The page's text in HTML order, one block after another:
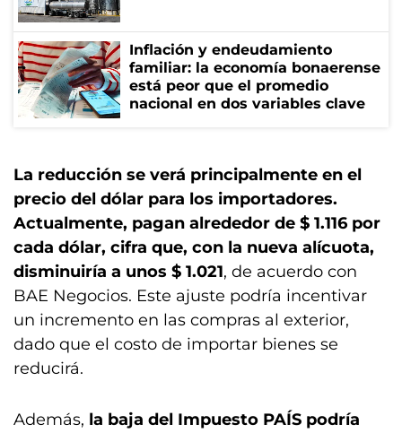
Inflación y endeudamiento
familiar: la economía bonaerense
está peor que el promedio
nacional en dos variables clave
La reducción se verá principalmente en el
precio del dólar para los importadores.
Actualmente, pagan alrededor de $ 1.116 por
cada dólar, cifra que, con la nueva alícuota,
disminuiría a unos $ 1.021, de acuerdo con
BAE Negocios. Este ajuste podría incentivar
un incremento en las compras al exterior,
dado que el costo de importar bienes se
reducirá.
Además, la baja del Impuesto PAÍS podría